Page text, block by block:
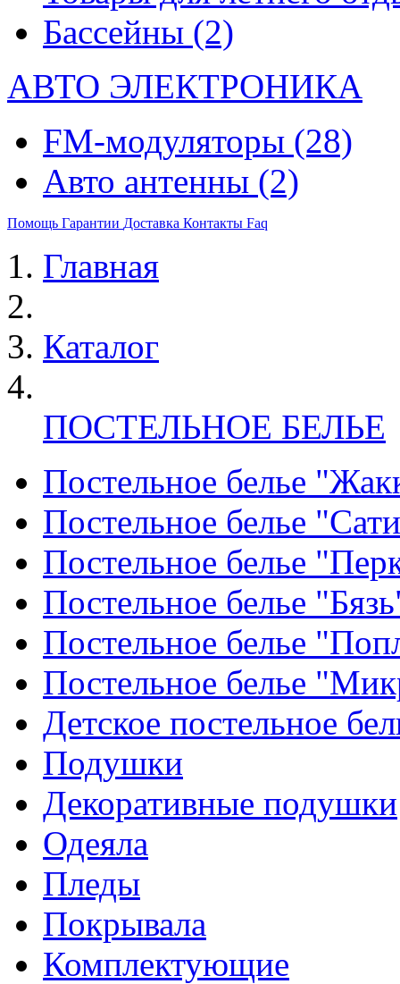
Бассейны (2)
АВТО ЭЛЕКТРОНИКА
FM-модуляторы (28)
Авто антенны (2)
Помощь Гарантии Доставка Контакты Faq
Главная
Каталог
ПОСТЕЛЬНОЕ БЕЛЬЕ
Постельное белье
Постельное белье
Постельное белье
Постельное белье
Постельное белье
Постельное белье
Детское постельное
Подушки
Декоративные подушки
Одеяла
Пледы
Покрывала
Комплектующие